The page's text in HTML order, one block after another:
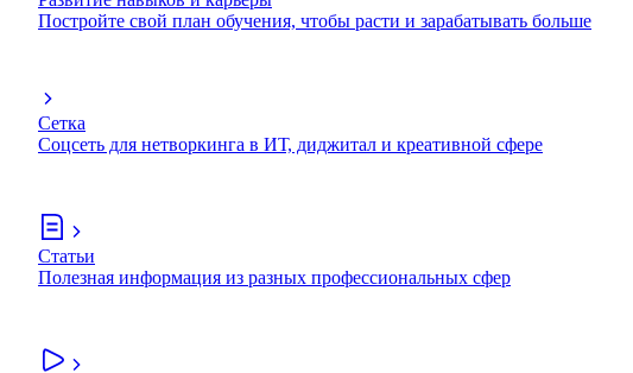
Постройте свой план обучения, чтобы расти и зарабатывать больше
Сетка
Соцсеть для нетворкинга в ИТ, диджитал и креативной сфере
Статьи
Полезная информация из разных профессиональных сфер